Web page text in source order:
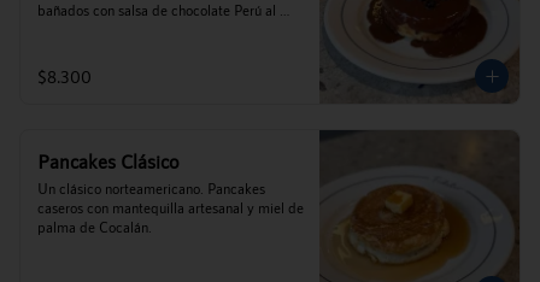
bañados con salsa de chocolate Perú al
$8.300
Pancakes Clásico
Un clásico norteamericano. Pancakes
caseros con mantequilla artesanal y miel de
palma de Cocalán.